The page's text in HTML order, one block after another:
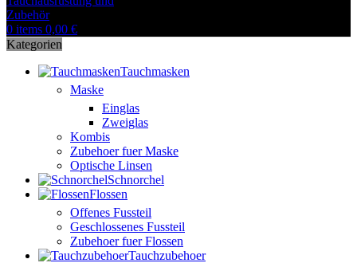
0 items 0,00 €
Kategorien
Tauchmasken
Maske
Einglas
Zweiglas
Kombis
Zubehoer fuer Maske
Optische Linsen
Schnorchel
Flossen
Offenes Fussteil
Geschlossenes Fussteil
Zubehoer fuer Flossen
Tauchzubehoer